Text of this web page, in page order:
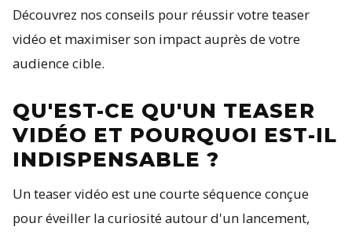
Découvrez nos conseils pour réussir votre teaser
vidéo et maximiser son impact auprès de votre
audience cible.
QU'EST-CE QU'UN TEASER
VIDÉO ET POURQUOI EST-IL
INDISPENSABLE ?
Un teaser vidéo est une courte séquence conçue
pour éveiller la curiosité autour d'un lancement,